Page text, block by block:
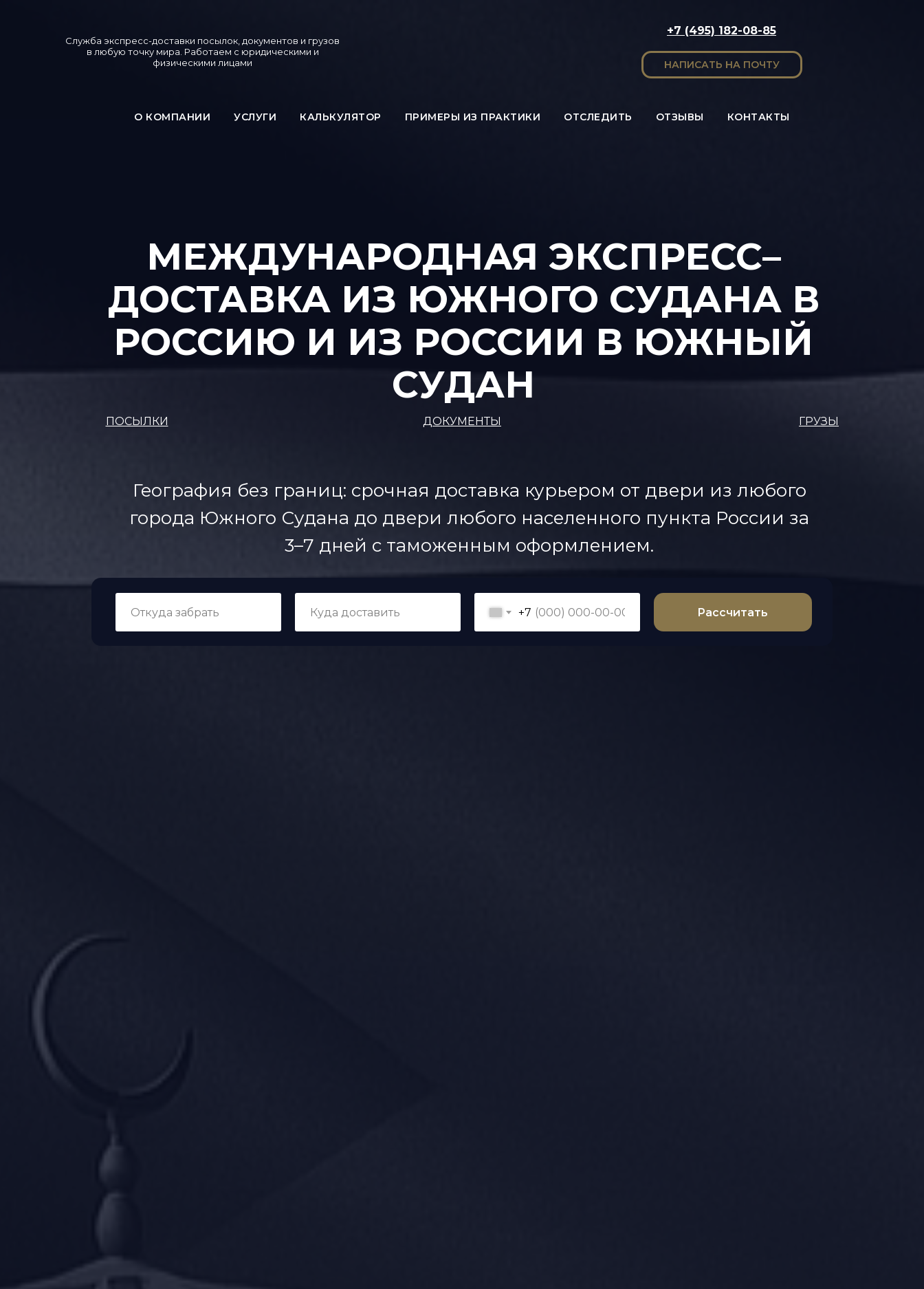
Служба экспресс-доставки посылок, документов и грузов
в любую точку мира. Работаем с юридическими и
физическими лицами
+7 (495) 182-08-85
НАПИСАТЬ НА ПОЧТУ
О КОМПАНИИ УСЛУГИ КАЛЬКУЛЯТОР ПРИМЕРЫ ИЗ ПРАКТИКИ ОТСЛЕДИТЬ ОТЗЫВЫ КОНТАКТЫ
МЕЖДУНАРОДНАЯ ЭКСПРЕСС–
ДОСТАВКА ИЗ ЮЖНОГО СУДАНА В
РОССИЮ И ИЗ РОССИИ В ЮЖНЫЙ
СУДАН
ГРУЗЫ
ДОКУМЕНТЫ
ПОСЫЛКИ
+7 Рассчитать
География без границ: срочная доставка курьером от двери из любого
города Южного Судана до двери любого населенного пункта России за
3–7 дней с таможенным оформлением.